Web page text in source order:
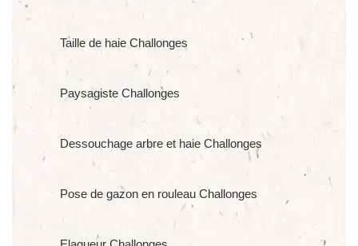
Taille de haie Challonges
Paysagiste Challonges
Dessouchage arbre et haie Challonges
Pose de gazon en rouleau Challonges